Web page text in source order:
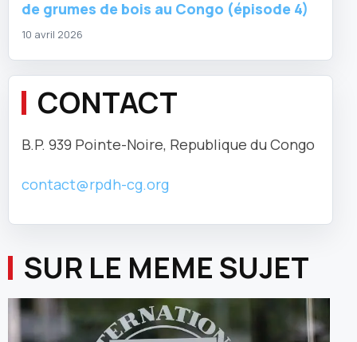
de grumes de bois au Congo (épisode 4)
10 avril 2026
CONTACT
B.P. 939 Pointe-Noire, Republique du Congo
contact@rpdh-cg.org
SUR LE MEME SUJET